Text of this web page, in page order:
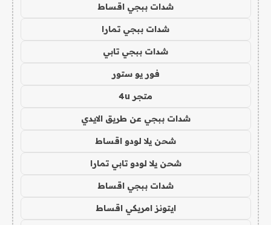
شدات ببجي اقساط
شدات ببجي تمارا
شدات ببجي تابي
فور يو ستور
متجر 4u
شدات ببجي عن طريق الايدي
شحن يلا لودو اقساط
شحن يلا لودو تابي تمارا
شدات ببجي اقساط
ايتونز امريكي اقساط